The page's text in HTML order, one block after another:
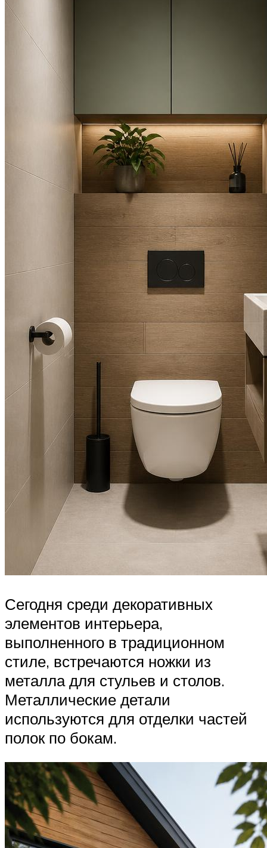
Сегодня среди декоративных
элементов интерьера,
выполненного в традиционном
стиле, встречаются ножки из
металла для стульев и столов.
Металлические детали
используются для отделки частей
полок по бокам.